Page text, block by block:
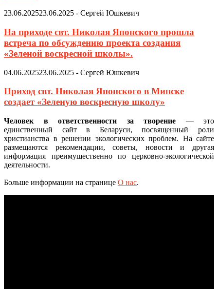
23.06.202523.06.2025 - Сергей Юшкевич
На приходе свт. Николая Японского прошла
встреча по обсуждению проекта создания
«Зеленой воскресной школы».
04.06.202523.06.2025 - Сергей Юшкевич
Приход свт. Николая Японского в Минске
создает «Зеленую воскресную школу»
Человек в ответственности за творение — это
единственный сайт в Беларуси, посвященный роли
христианства в решении экологических проблем. На сайте
размещаются рекомендации, советы, новости и другая
информация преимущественно по церковно-экологической
деятельности.
Больше информации на странице О нас.